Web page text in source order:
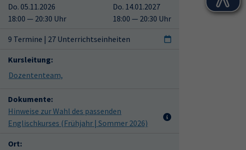
Do. 05.11.2026
18:00 — 20:30 Uhr
Do. 14.01.2027
18:00 — 20:30 Uhr
9 Termine | 27 Unterrichtseinheiten
Kursleitung:
Dozententeam,
Dokumente:
Hinweise zur Wahl des passenden
Englischkurses (Frühjahr | Sommer 2026)
Ort: